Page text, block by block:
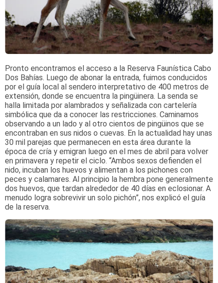
Pronto encontramos el acceso a la Reserva Faunística Cabo
Dos Bahías. Luego de abonar la entrada, fuimos conducidos
por el guía local al sendero interpretativo de 400 metros de
extensión, donde se encuentra la pingüinera. La senda se
halla limitada por alambrados y señalizada con cartelería
simbólica que da a conocer las restricciones. Caminamos
observando a un lado y al otro cientos de pingüinos que se
encontraban en sus nidos o cuevas. En la actualidad hay unas
30 mil parejas que permanecen en esta área durante la
época de cría y emigran luego en el mes de abril para volver
en primavera y repetir el ciclo. “Ambos sexos defienden el
nido, incuban los huevos y alimentan a los pichones con
peces y calamares. Al principio la hembra pone generalmente
dos huevos, que tardan alrededor de 40 días en eclosionar. A
menudo logra sobrevivir un solo pichón”, nos explicó el guía
de la reserva.